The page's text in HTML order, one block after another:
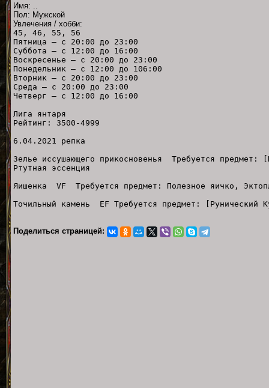
Имя: ..
Пол: Мужской
Увлечения / хобби:
45, 46, 55, 56
Пятница — с 20:00 до 23:00
Суббота — с 12:00 до 16:00
Воскресенье — с 20:00 до 23:00
Понедельник — с 12:00 до 106:00
Вторник — с 20:00 до 23:00
Среда — с 20:00 до 23:00
Четверг — с 12:00 до 16:00
Лига янтаря
Рейтинг: 3500-4999
6.04.2021 репка
Зелье иссушающего прикосновенья Требуется
Ртутная эссенция
Яишенка VF Требуется предмет: Полезное яичко,
Точильный камень EF Требуется предмет:
Поделиться страницей: